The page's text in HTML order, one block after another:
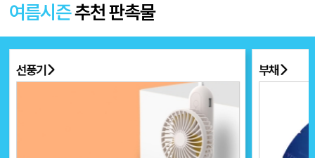
여름시즌추천 판촉물
선풍기 부채